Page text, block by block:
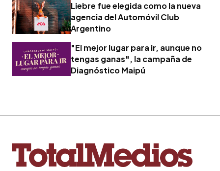
Liebre fue elegida como la nueva
agencia del Automóvil Club
Argentino
"El mejor lugar para ir, aunque no
tengas ganas", la campaña de
Diagnóstico Maipú